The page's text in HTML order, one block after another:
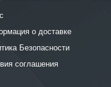
о доставке
Безопасности
соглашения